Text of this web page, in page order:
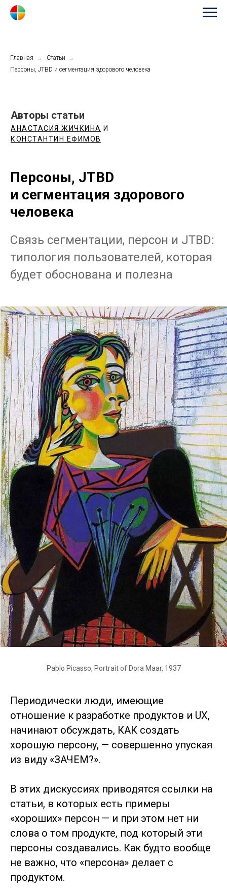
Главная → Статьи →
Персоны, JTBD и сегментация здорового человека
Авторы статьи
АНАСТАСИЯ ЖИЧКИНА И
КОНСТАНТИН ЕФИМОВ
Персоны, JTBD
и сегментация здорового
человека
Связь сегментации, персон и JTBD:
типология пользователей, которая
будет обоснована и полезна
Pablo Picasso, Portrait of Dora Maar, 1937
Периодически люди, имеющие
отношение к разработке продуктов и UX,
начинают обсуждать, КАК создать
хорошую персону, — совершенно упуская
из виду «ЗАЧЕМ?».
В этих дискуссиях приводятся ссылки на
статьи, в которых есть примеры
«хороших» персон — и при этом нет ни
слова о том продукте, под который эти
персоны создавались. Как будто вообще
не важно, что «персона» делает с
продуктом.